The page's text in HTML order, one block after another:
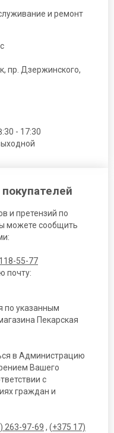
и ремонт
пр. Дзержинского,
- 17:30
и претензий по
можете сообщить
55-77
почту:
по указанным
Пекарская
в Администрацию
Вашего
с
граждан и
263-97-69 , (+375 17)